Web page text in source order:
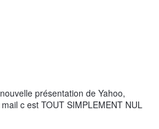
présentation de Yahoo,
c est TOUT SIMPLEMENT NUL